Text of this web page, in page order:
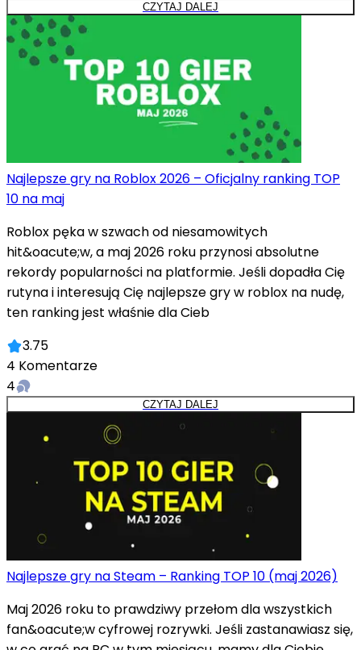
CZYTAJ DALEJ
Najlepsze gry na Roblox 2026 – Oficjalny ranking TOP
10 na maj
Roblox pęka w szwach od niesamowitych
hit&oacute;w, a maj 2026 roku przynosi absolutne
rekordy popularności na platformie. Jeśli dopadła Cię
rutyna i interesują Cię najlepsze gry w roblox na nudę,
ten ranking jest właśnie dla Cieb
3.75
4 Komentarze
4
CZYTAJ DALEJ
Najlepsze gry na Steam – Ranking TOP 10 (maj 2026)
Maj 2026 roku to prawdziwy przełom dla wszystkich
fan&oacute;w cyfrowej rozrywki. Jeśli zastanawiasz się,